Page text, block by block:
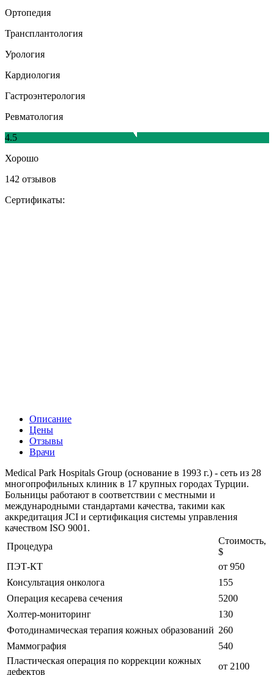
Ортопедия
Трансплантология
Урология
Кардиология
Гастроэнтерология
Ревматология
4.5
Хорошо
142 отзывов
Сертификаты:
Описание
Цены
Отзывы
Врачи
Medical Park Hospitals Group (основание в 1993 г.) - сеть из 28
многопрофильных клиник в 17 крупных городах Турции.
Больницы работают в соответствии с местными и
международными стандартами качества, такими как
аккредитация JCI и сертификация системы управления
качеством ISO 9001.
Процедура
Стоимость,
$
ПЭТ-КТ
от 950
Консультация онколога
155
Операция кесарева сечения
5200
Холтер-мониторинг
130
Фотодинамическая терапия кожных образований 260
Маммография
540
Пластическая операция по коррекции кожных
дефектов
от 2100